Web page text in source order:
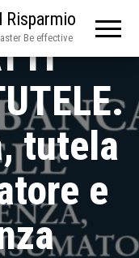
Be effective
–
tutela
e